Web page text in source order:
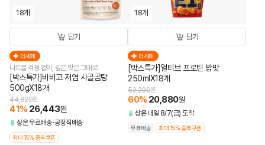
18개
담기
더세페
나트륨 걱정 없이, 깊은 맛은 그대로!
[박스특가]비비고 저염 사골곰탕
500gX18개
44,820원
41% 26,443원
상온무료배송 공장직배송
최대 15% 중복쿠폰
18개
담기
더세페
[박스특가]얼티브 프로틴 밤맛
250mlX18개
52,200원
60% 20,880원
상온 내일 8/7(금) 도착
무료배송 최대 15% 중복쿠폰